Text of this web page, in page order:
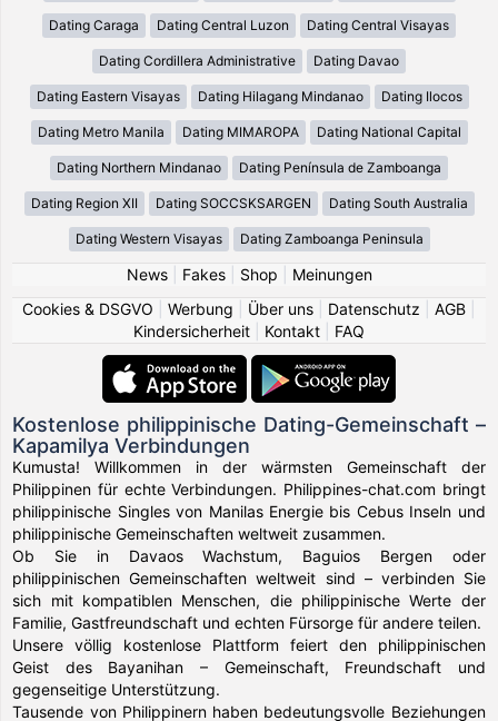
Dating Caraga Dating Central Luzon Dating Central Visayas
Dating Cordillera Administrative Dating Davao
Dating Eastern Visayas Dating Hilagang Mindanao Dating Ilocos
Dating Metro Manila Dating MIMAROPA Dating National Capital
Dating Northern Mindanao Dating Península de Zamboanga
Dating Region XII Dating SOCCSKSARGEN Dating South Australia
Dating Western Visayas Dating Zamboanga Peninsula
News| Fakes| Shop
Meinungen
Cookies & DSGVO
Werbung Über uns Datenschutz AGB
Kindersicherheit
Kontakt FAQ
Kostenlose philippinische Dating-Gemeinschaft –
Kapamilya Verbindungen
Kumusta! Willkommen in der wärmsten Gemeinschaft der
Philippinen für echte Verbindungen. Philippines-chat.com bringt
philippinische Singles von Manilas Energie bis Cebus Inseln und
philippinische Gemeinschaften weltweit zusammen.
Ob Sie in Davaos Wachstum, Baguios Bergen oder
philippinischen Gemeinschaften weltweit sind – verbinden Sie
sich mit kompatiblen Menschen, die philippinische Werte der
Familie, Gastfreundschaft und echten Fürsorge für andere teilen.
Unsere völlig kostenlose Plattform feiert den philippinischen
Geist des Bayanihan – Gemeinschaft, Freundschaft und
gegenseitige Unterstützung.
Tausende von Philippinern haben bedeutungsvolle Beziehungen